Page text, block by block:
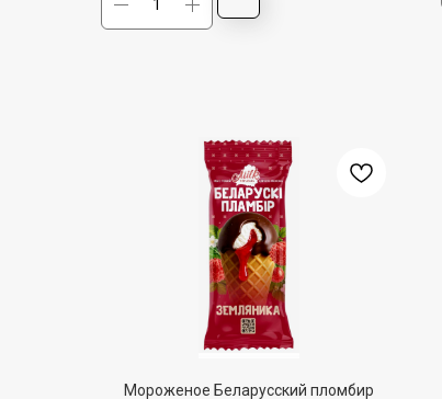
Мороженое Беларусский пломбир